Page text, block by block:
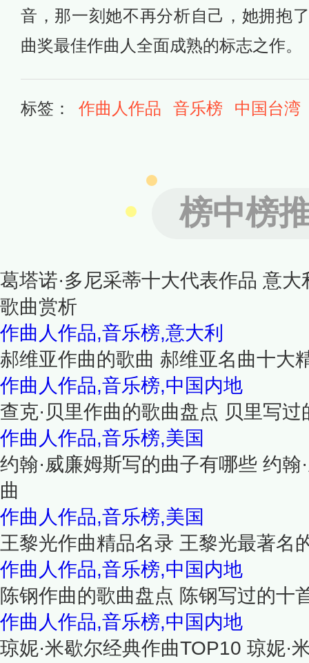
音，那一刻她不再分析自己，她拥抱
曲奖最佳作曲人全面成熟的标志之作。
标签： 作曲人作品 音乐榜 中国台湾
榜中榜
葛塔诺·多尼采蒂十大代表作品 意
歌曲赏析
作曲人作品,音乐榜,意大利
郝维亚作曲的歌曲 郝维亚名曲十大
作曲人作品,音乐榜,中国内地
查克·贝里作曲的歌曲盘点 贝里写
作曲人作品,音乐榜,美国
约翰·威廉姆斯写的曲子有哪些 约
曲
作曲人作品,音乐榜,美国
王黎光作曲精品名录 王黎光最著名
作曲人作品,音乐榜,中国内地
陈钢作曲的歌曲盘点 陈钢写过的十
作曲人作品,音乐榜,中国内地
琼妮·米歇尔经典作曲TOP10 琼妮·